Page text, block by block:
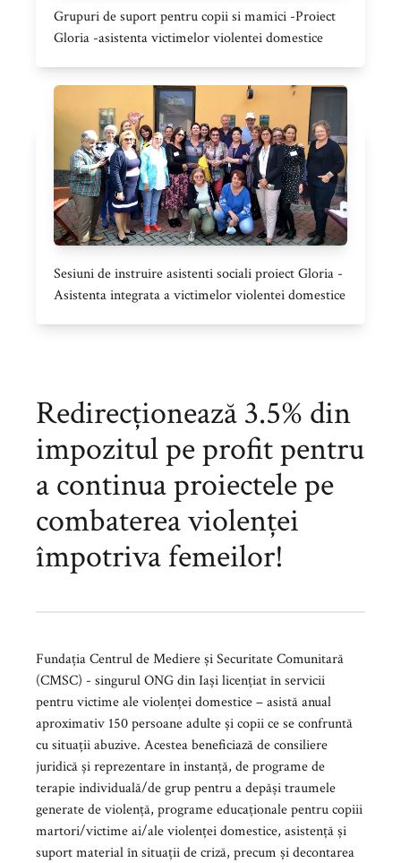
Grupuri de suport pentru copii si mamici -Proiect
Gloria -asistenta victimelor violentei domestice
Sesiuni de instruire asistenti sociali proiect Gloria -
Asistenta integrata a victimelor violentei domestice
Redirecționează 3.5% din
impozitul pe profit pentru
a continua proiectele pe
combaterea violenței
împotriva femeilor!
Fundația Centrul de Mediere și Securitate Comunitară
(CMSC) - singurul ONG din Iași licențiat în servicii
pentru victime ale violenței domestice – asistă anual
aproximativ 150 persoane adulte și copii ce se confruntă
cu situații abuzive. Acestea beneficiază de consiliere
juridică și reprezentare în instanță, de programe de
terapie individuală/de grup pentru a depăși traumele
generate de violență, programe educaționale pentru copiii
martori/victime ai/ale violenței domestice, asistență și
suport material în situații de criză, precum și decontarea